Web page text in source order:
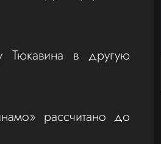
Тюкавина в другую
рассчитано до